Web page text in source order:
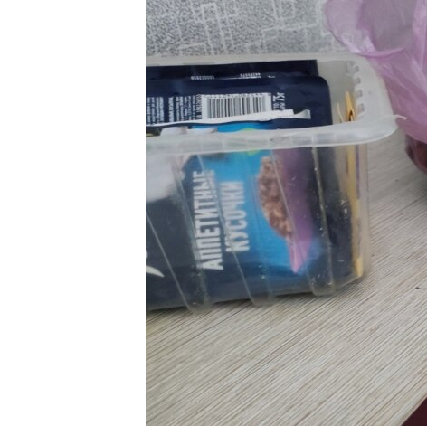
КРЫМ.НЕПОКОРЕННЫЙ
УКРАИНСКАЯ ПРОБЛЕМА КРЫМА